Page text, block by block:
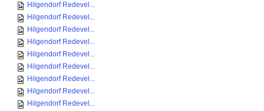
Hilgendorf Redevel...
Hilgendorf Redevel...
Hilgendorf Redevel...
Hilgendorf Redevel...
Hilgendorf Redevel...
Hilgendorf Redevel...
Hilgendorf Redevel...
Hilgendorf Redevel...
Hilgendorf Redevel...